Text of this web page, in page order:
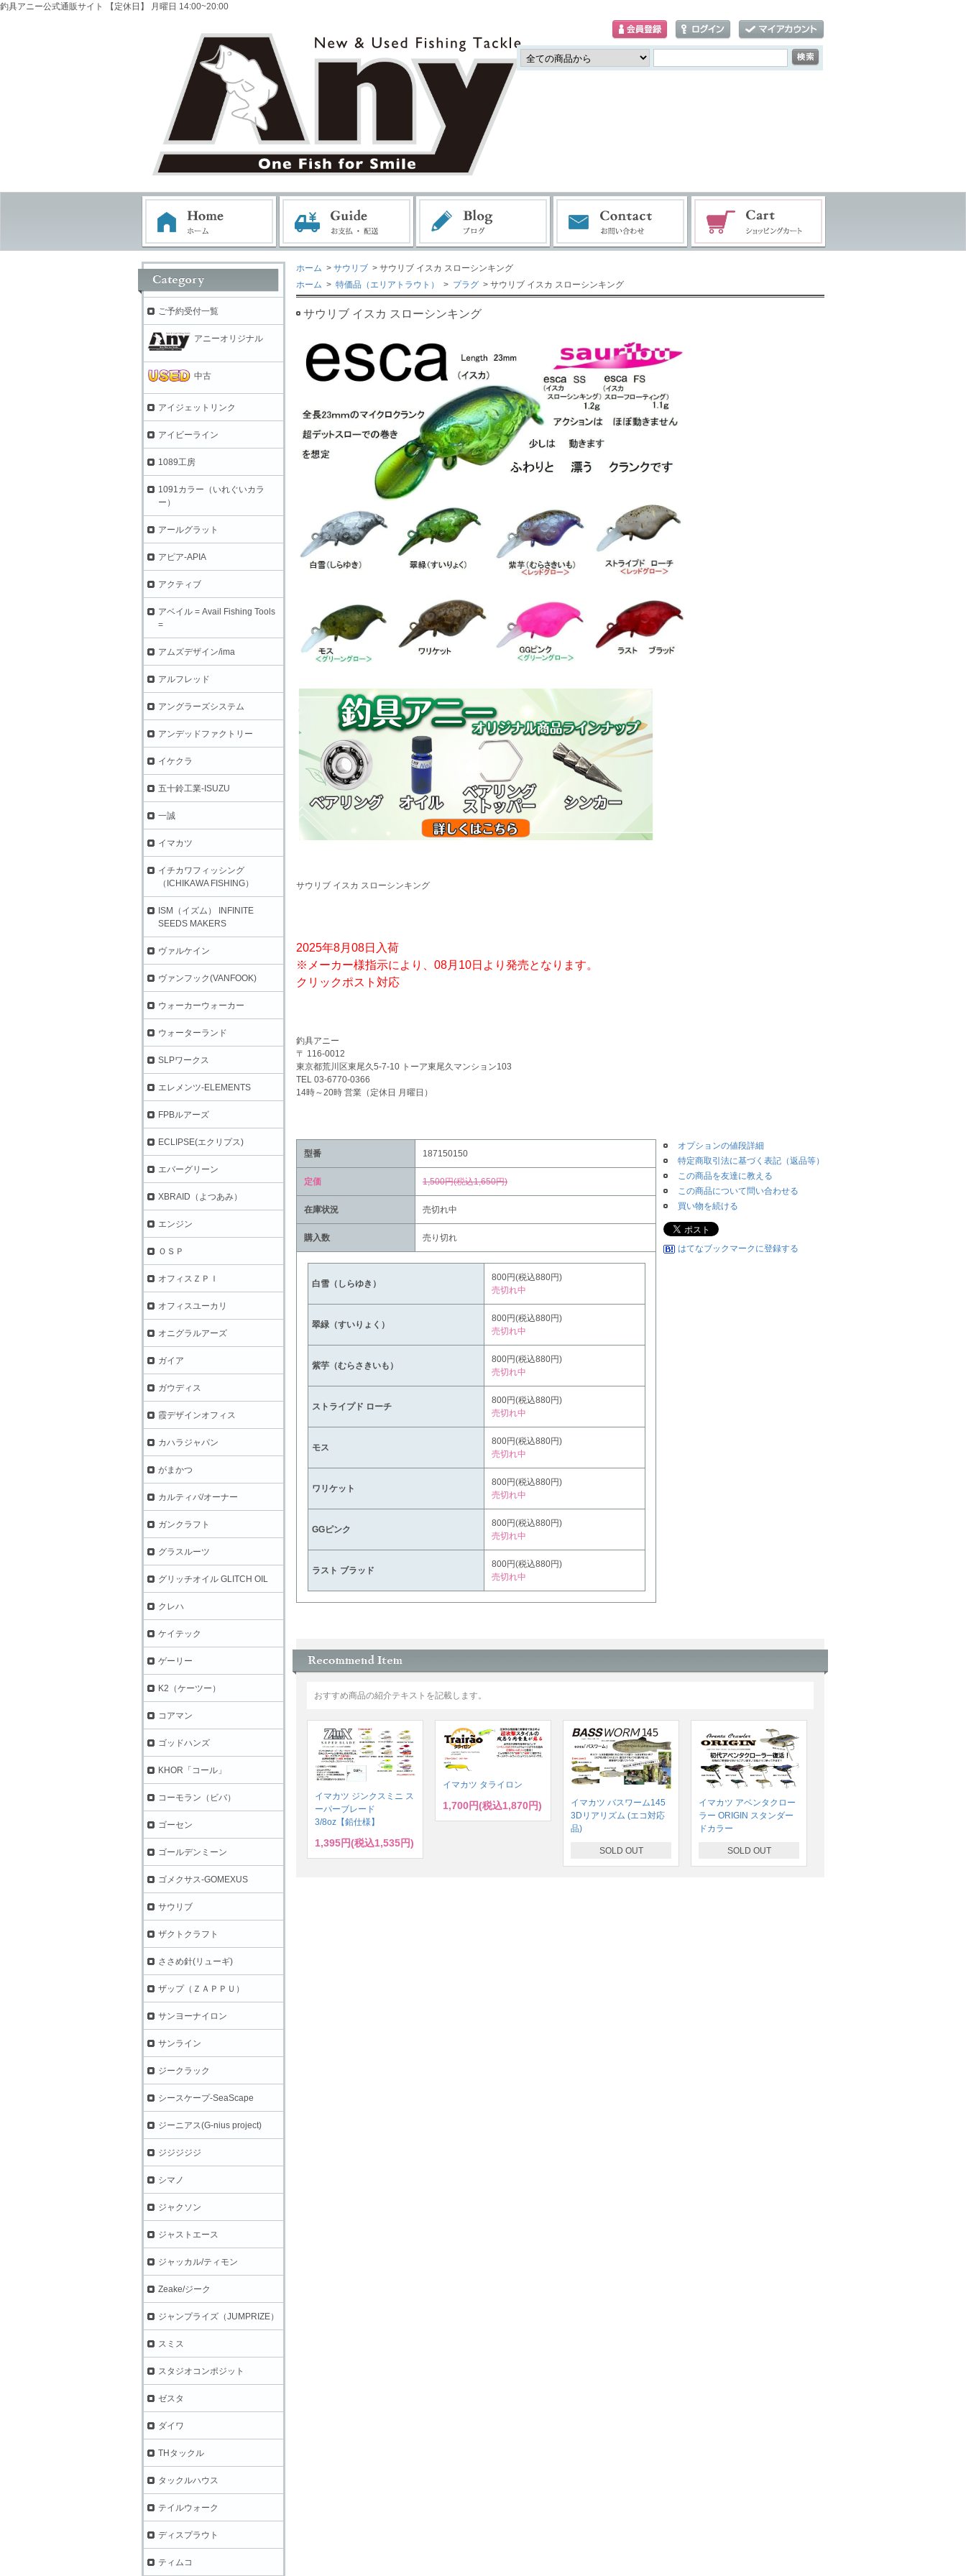
釣具アニー公式通販サイト 【定休日】 月曜日 14:00~20:00
ホーム > サウリブ > サウリブ イスカ スローシンキング
ホーム > 特価品（エリアトラウト） > プラグ > サウリブ イスカ スローシンキング
サウリブ イスカ スローシンキング
サウリブ イスカ スローシンキング
2025年8月08日入荷
※メーカー様指示により、08月10日より発売となります。
クリックポスト対応
釣具アニー
〒 116-0012
東京都荒川区東尾久5-7-10 トーア東尾久マンション103
TEL 03-6770-0366
14時～20時 営業（定休日 月曜日）
型番 187150150
定価 1,500円(税込1,650円)
在庫状況 売切れ中
購入数 売り切れ
白雪（しらゆき）
800円(税込880円)
売切れ中
翠緑（すいりょく）
800円(税込880円)
売切れ中
紫芋（むらさきいも）
800円(税込880円)
売切れ中
ストライプド ローチ
800円(税込880円)
売切れ中
モス
800円(税込880円)
売切れ中
ワリケット
800円(税込880円)
売切れ中
GGピンク
800円(税込880円)
売切れ中
ラスト ブラッド
800円(税込880円)
売切れ中
オプションの値段詳細
特定商取引法に基づく表記（返品等）
この商品を友達に教える
この商品について問い合わせる
買い物を続ける
はてなブックマークに登録する
おすすめ商品の紹介テキストを記載します。
イマカツ ジンクスミニ ス
ーパーブレード
3/8oz【鉛仕様】
1,395円(税込1,535円)
イマカツ タライロン
1,700円(税込1,870円)
イマカツ バスワーム145
3Dリアリズム (エコ対応
品)
SOLD OUT
イマカツ アベンタクロー
ラー ORIGIN スタンダー
ドカラー
SOLD OUT
ご予約受付一覧
アニーオリジナル
中古
アイジェットリンク
アイビーライン
1089工房
1091カラー（いれぐいカラ
ー）
アールグラット
アピア-APIA
アクティブ
アベイル = Avail Fishing Tools
=
アムズデザイン/ima
アルフレッド
アングラーズシステム
アンデッドファクトリー
イケクラ
五十鈴工業-ISUZU
一誠
イマカツ
イチカワフィッシング
（ICHIKAWA FISHING）
ISM（イズム） INFINITE
SEEDS MAKERS
ヴァルケイン
ヴァンフック(VANFOOK)
ウォーカーウォーカー
ウォーターランド
SLPワークス
エレメンツ-ELEMENTS
FPBルアーズ
ECLIPSE(エクリプス)
エバーグリーン
XBRAID（よつあみ）
エンジン
ＯＳＰ
オフィスＺＰＩ
オフィスユーカリ
オニグラルアーズ
ガイア
ガウディス
霞デザインオフィス
カハラジャパン
がまかつ
カルティバ/オーナー
ガンクラフト
グラスルーツ
グリッチオイル GLITCH OIL
クレハ
ケイテック
ゲーリー
K2（ケーツー）
コアマン
ゴッドハンズ
KHOR「コール」
コーモラン（ビバ）
ゴーセン
ゴールデンミーン
ゴメクサス-GOMEXUS
サウリブ
ザクトクラフト
ささめ針(リューギ)
ザップ（ＺＡＰＰＵ）
サンヨーナイロン
サンライン
ジークラック
シースケープ-SeaScape
ジーニアス(G-nius project)
ジジジジジ
シマノ
ジャクソン
ジャストエース
ジャッカル/ティモン
Zeake/ジーク
ジャンプライズ（JUMPRIZE）
スミス
スタジオコンポジット
ゼスタ
ダイワ
THタックル
タックルハウス
テイルウォーク
ディスプラウト
ティムコ